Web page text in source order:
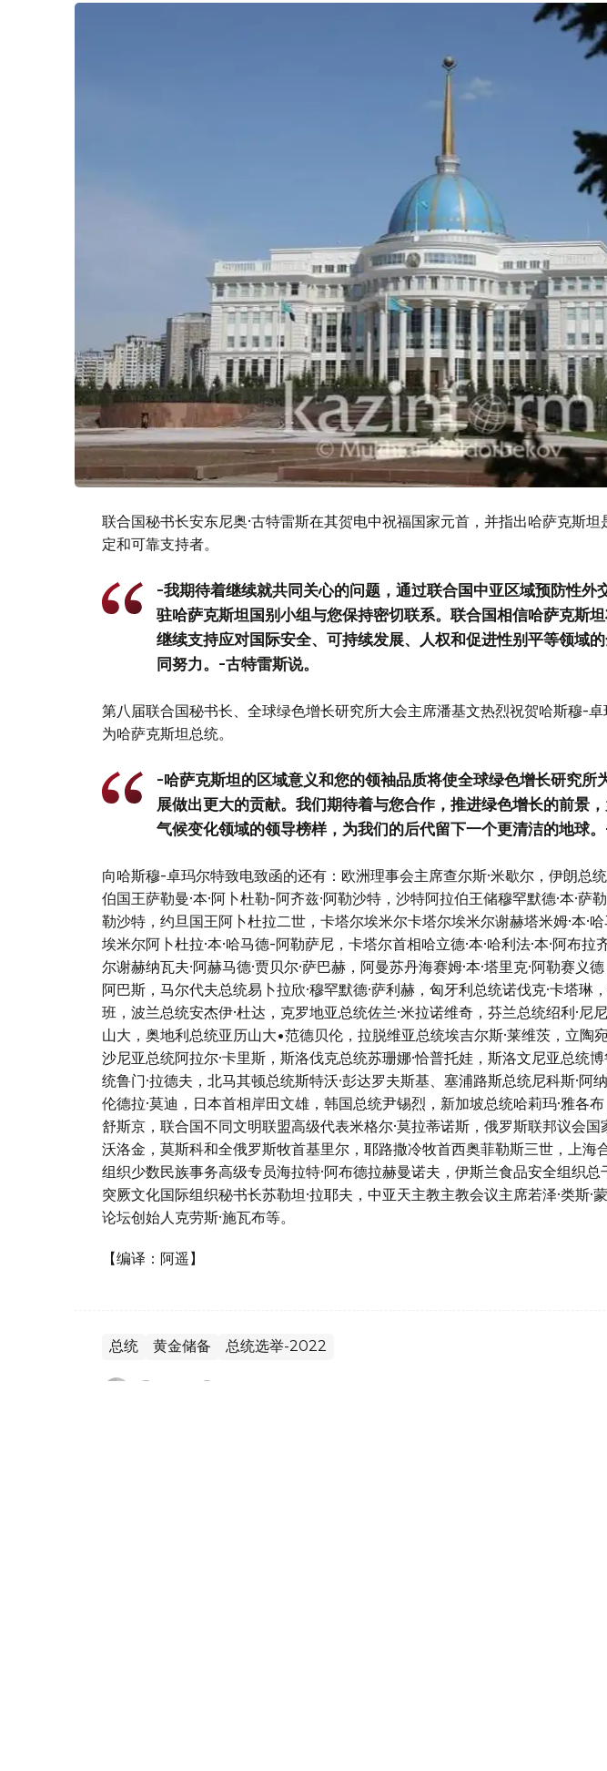
联合国秘书长安东尼奥·古特雷斯在其贺电中祝福国家元首，并指出哈萨克斯
定和可靠支持者。
-我期待着继续就共同关心的问题，通过联合国中亚区域预防性外
驻哈萨克斯坦国别小组与您保持密切联系。联合国相信哈萨克斯坦
继续支持应对国际安全、可持续发展、人权和促进性别平等领域
同努力。-古特雷斯说。
第八届联合国秘书长、全球绿色增长研究所大会主席潘基文热烈祝贺哈斯穆-卓
为哈萨克斯坦总统。
-哈萨克斯坦的区域意义和您的领袖品质将使全球绿色增长研究所
展做出更大的贡献。我们期待着与您合作，推进绿色增长的前景
气候变化领域的领导榜样，为我们的后代留下一个更清洁的地球。
向哈斯穆-卓玛尔特致电致函的还有：欧洲理事会主席查尔斯·米歇尔，伊朗总
伯国王萨勒曼·本·阿卜杜勒-阿齐兹·阿勒沙特，沙特阿拉伯王储穆罕默德·本·萨
勒沙特，约旦国王阿卜杜拉二世，卡塔尔埃米尔卡塔尔埃米尔谢赫塔米姆·本·
埃米尔阿卜杜拉·本·哈马德-阿勒萨尼，卡塔尔首相哈立德·本·哈利法·本·阿布拉
尔谢赫纳瓦夫·阿赫马德·贾贝尔·萨巴赫，阿曼苏丹海赛姆·本·塔里克·阿勒赛义
阿巴斯，马尔代夫总统易卜拉欣·穆罕默德·萨利赫，匈牙利总统诺伐克·卡塔琳
班，波兰总统安杰伊·杜达，克罗地亚总统佐兰·米拉诺维奇，芬兰总统绍利·尼
山大，奥地利总统亚历山大•范德贝伦，拉脱维亚总统埃吉尔斯·莱维茨，立陶
沙尼亚总统阿拉尔·卡里斯，斯洛伐克总统苏珊娜·恰普托娃，斯洛文尼亚总统
统鲁门·拉德夫，北马其顿总统斯特沃·彭达罗夫斯基、塞浦路斯总统尼科斯·阿
伦德拉·莫迪，日本首相岸田文雄，韩国总统尹锡烈，新加坡总统哈莉玛·雅各
舒斯京，联合国不同文明联盟高级代表米格尔·莫拉蒂诺斯，俄罗斯联邦议会国
沃洛金，莫斯科和全俄罗斯牧首基里尔，耶路撒冷牧首西奥菲勒斯三世，上海
组织少数民族事务高级专员海拉特·阿布德拉赫曼诺夫，伊斯兰食品安全组织总
突厥文化国际组织秘书长苏勒坦·拉耶夫，中亚天主教主教会议主席若泽·类斯·
论坛创始人克劳斯·施瓦布等。
【编译：阿遥】
总统 黄金储备 总统选举-2022